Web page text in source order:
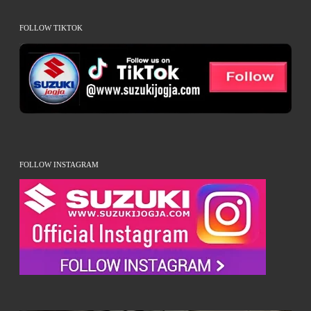
FOLLOW TIKTOK
FOLLOW INSTAGRAM